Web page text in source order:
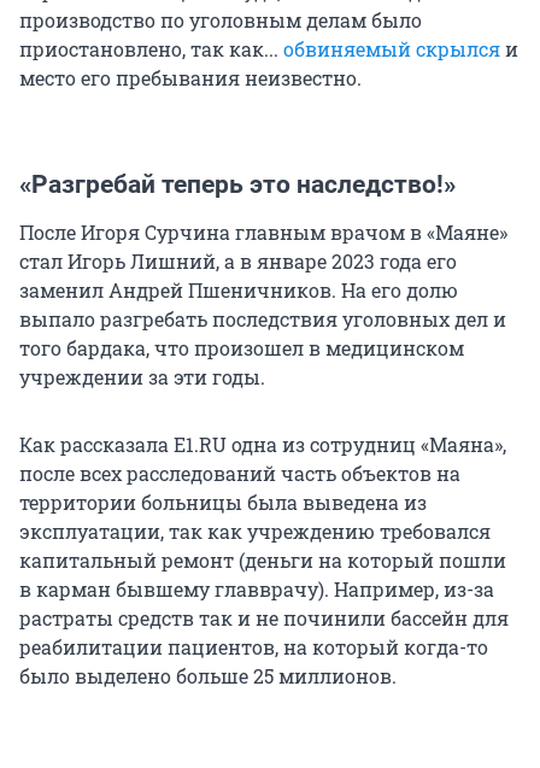
производство по уголовным делам было
приостановлено, так как... обвиняемый скрылсяи
место его пребывания неизвестно.
«Разгребай теперь это наследство!»
После Игоря Сурчина главным врачом в «Маяне»
стал Игорь Лишний, а в январе 2023 года его
заменил Андрей Пшеничников. На его долю
выпало разгребать последствия уголовных дел и
того бардака, что произошел в медицинском
учреждении за эти годы.
Как рассказала E1.RU одна из сотрудниц «Маяна»,
после всех расследований часть объектов на
территории больницы была выведена из
эксплуатации, так как учреждению требовался
капитальный ремонт (деньги на который пошли
в карман бывшему главврачу). Например, из-за
растраты средств так и не починили бассейн для
реабилитации пациентов, на который когда-то
было выделено больше 25 миллионов.